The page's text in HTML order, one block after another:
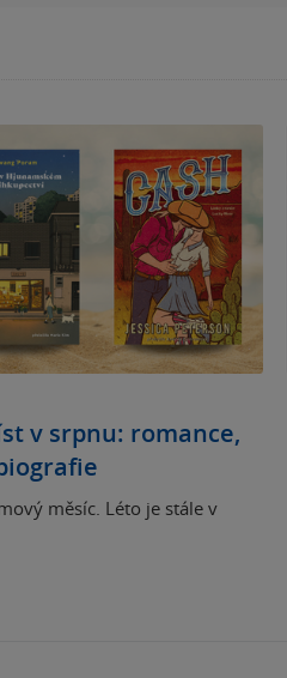
v srpnu: romance,
měsíc. Léto je stále v